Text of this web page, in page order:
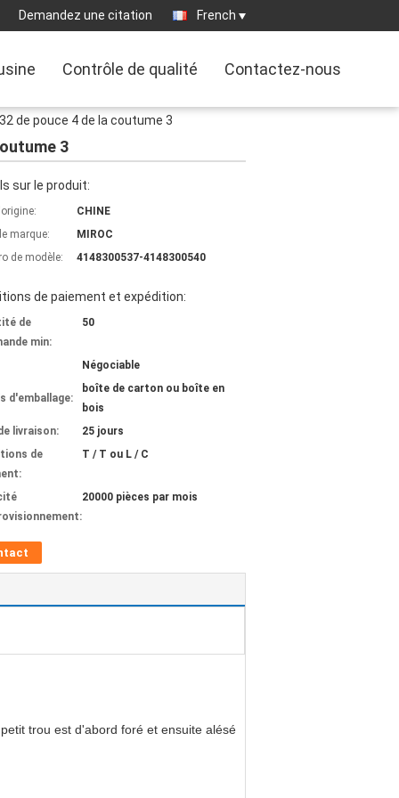
Demandez une citation French
Contrôle de qualité Contactez-nous
de pouce 4 de la coutume 3
3
sur le produit:
CHINE
marque:
MIROC
de modèle:
4148300537-4148300540
de paiement et expédition:
de
min:
50
Négociable
d'emballage:
boîte de carton ou boîte en
bois
livraison:
25 jours
de
T / T ou L / C
20000 pièces par mois
trou est d'abord foré et ensuite alésé